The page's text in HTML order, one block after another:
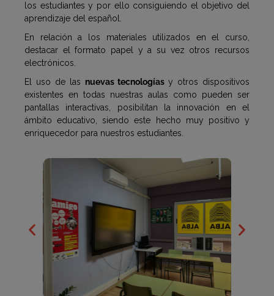
los estudiantes y por ello consiguiendo el objetivo del
aprendizaje del español.
En relación a los materiales utilizados en el curso,
destacar el formato papel y a su vez otros recursos
electrónicos.
El uso de las nuevas tecnologíasy otros dispositivos
existentes en todas nuestras aulas como pueden ser
pantallas interactivas, posibilitan la innovación en el
ámbito educativo, siendo este hecho muy positivo y
enriquecedor para nuestros estudiantes.